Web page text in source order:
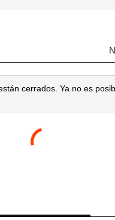
cerrados. Ya no es